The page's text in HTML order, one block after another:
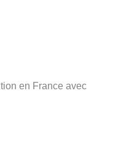
en France avec